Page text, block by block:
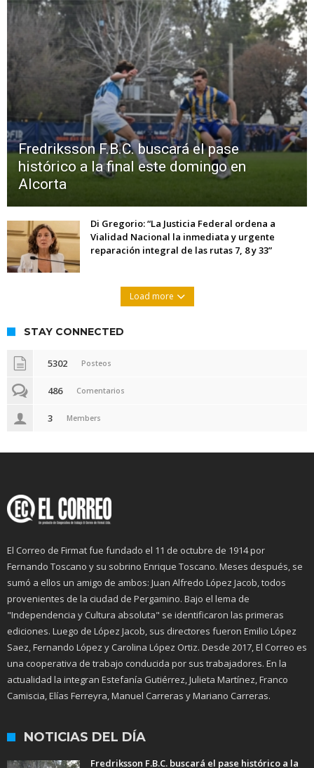
Fredriksson F.B.C. buscará el pase
histórico a la final este domingo en
Alcorta
Di Gregorio: “La Justicia Federal ordena a
Vialidad Nacional la inmediata y urgente
reparación integral de las rutas 7, 8 y 33”
Load more
STAY CONNECTED
5302 Posteos
486 Comentarios
3 Members
El Correo de Firmat fue fundado el 11 de octubre de 1914 por
Fernando Toscano y su sobrino Enrique Toscano. Meses después, se
sumó a ellos un amigo de ambos: Juan Alfredo López Jacob, todos
provenientes de la ciudad de Pergamino. Bajo el lema de
"Independencia y Cultura absoluta" se identificaron las primeras
ediciones. Luego de López Jacob, sus directores fueron Emilio López
Saez, Fernando López y Carolina López Ortiz. Desde 2017, El Correo es
una cooperativa de trabajo conducida por sus trabajadores. En la
actualidad la integran Estefanía Gutiérrez, Julieta Martínez, Franco
Camiscia, Elías Ferreyra, Manuel Carreras y Mariano Carreras.
NOTICIAS DEL DÍA
Fredriksson F.B.C. buscará el pase histórico a la